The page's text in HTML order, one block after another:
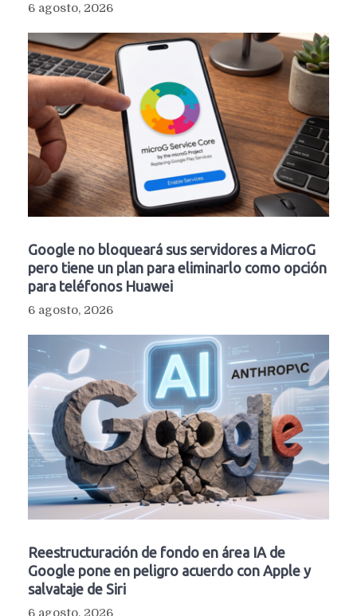
6 agosto, 2026
Google no bloqueará sus servidores a MicroG
pero tiene un plan para eliminarlo como opción
para teléfonos Huawei
6 agosto, 2026
Reestructuración de fondo en área IA de
Google pone en peligro acuerdo con Apple y
salvataje de Siri
6 agosto, 2026